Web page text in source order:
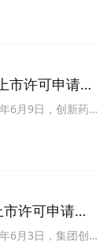
011)中达到
会(IRC)评估的无
发现新的安全性
关监管机构的沟
011研究
市许可申请获
6月9日，创新药
接受血液透
HS-10568是一
许可申请获
6月3日，集团创